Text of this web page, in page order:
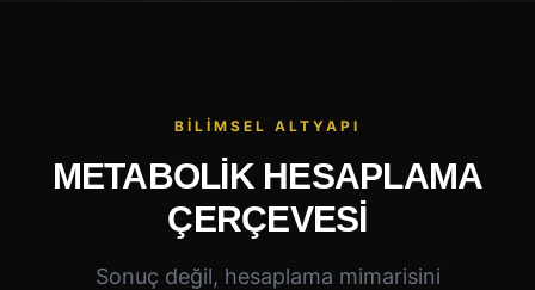
BILIMSEL ALTYAPI
METABOLIK HESAPLAMA
ÇERÇEVESI
Sonuç değil, hesaplama mimarisini